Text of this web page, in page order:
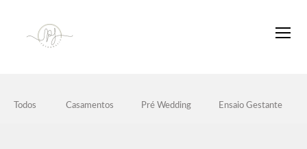
Todos Casamentos Pré Wedding Ensaio Gestante